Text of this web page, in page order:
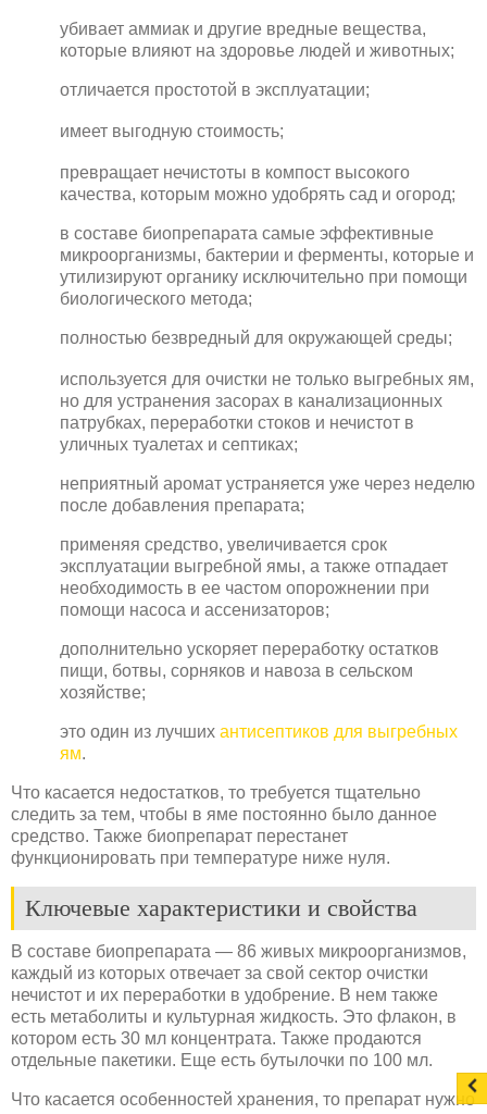
убивает аммиак и другие вредные вещества,
которые влияют на здоровье людей и животных;
отличается простотой в эксплуатации;
имеет выгодную стоимость;
превращает нечистоты в компост высокого
качества, которым можно удобрять сад и огород;
в составе биопрепарата самые эффективные
микроорганизмы, бактерии и ферменты, которые и
утилизируют органику исключительно при помощи
биологического метода;
полностью безвредный для окружающей среды;
используется для очистки не только выгребных ям,
но для устранения засорах в канализационных
патрубках, переработки стоков и нечистот в
уличных туалетах и септиках;
неприятный аромат устраняется уже через неделю
после добавления препарата;
применяя средство, увеличивается срок
эксплуатации выгребной ямы, а также отпадает
необходимость в ее частом опорожнении при
помощи насоса и ассенизаторов;
дополнительно ускоряет переработку остатков
пищи, ботвы, сорняков и навоза в сельском
хозяйстве;
это один из лучших антисептиков для выгребных
ям.
Что касается недостатков, то требуется тщательно
следить за тем, чтобы в яме постоянно было данное
средство. Также биопрепарат перестанет
функционировать при температуре ниже нуля.
Ключевые характеристики и свойства
В составе биопрепарата — 86 живых микроорганизмов,
каждый из которых отвечает за свой сектор очистки
нечистот и их переработки в удобрение. В нем также
есть метаболиты и культурная жидкость. Это флакон, в
котором есть 30 мл концентрата. Также продаются
отдельные пакетики. Еще есть бутылочки по 100 мл.
Что касается особенностей хранения, то препарат нужно